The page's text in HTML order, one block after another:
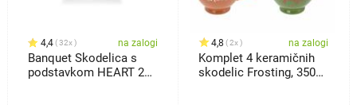
4,4 32x na zalogi
Banquet Skodelica s
podstavkom HEART 260
4,8 2x na zalogi
Komplet 4 keramičnih
skodelic Frosting, 350